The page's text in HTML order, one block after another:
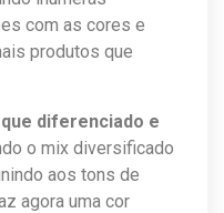
com as cores e
produtos que
diferenciado e
o mix diversificado
aos tons de
agora uma cor